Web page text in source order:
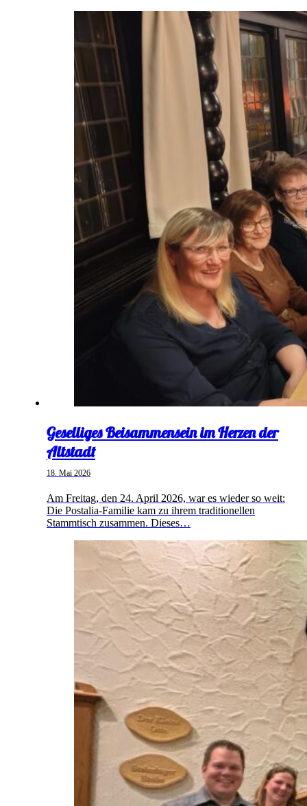
Geselliges Beisammensein im Herzen der
Altstadt
18. Mai 2026
Am Freitag, den 24. April 2026, war es wieder so weit:
Die Postalia-Familie kam zu ihrem traditionellen
Stammtisch zusammen. Dieses…